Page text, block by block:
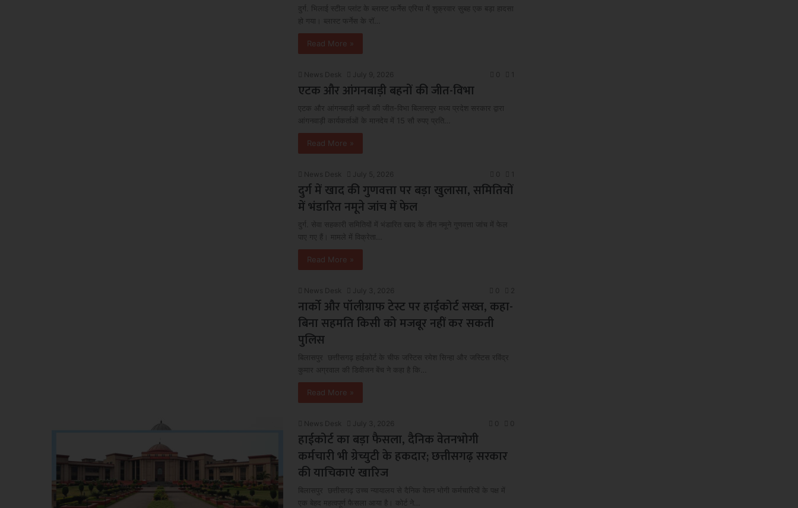
दुर्ग. भिलाई स्टील प्लांट के ब्लास्ट फर्नेस एरिया में शुक्रवार सुबह एक बड़ा हादसा
हो गया। ब्लास्ट फर्नेस के रॉ…
Read More »
News Desk July 9, 2026 0 1
एटक और आंगनबाड़ी बहनों की जीत-विभा
एटक और आंगनबाड़ी बहनों की जीत-विभा बिलासपुर मध्य प्रदेश सरकार द्वारा
आंगनवाड़ी कार्यकर्ताओं के मानदेय में 15 सौ रुपए प्रति…
Read More »
News Desk July 5, 2026 0 1
दुर्ग में खाद की गुणवत्ता पर बड़ा खुलासा, समितियों
में भंडारित नमूने जांच में फेल
दुर्ग. सेवा सहकारी समितियों में भंडारित खाद के तीन नमूने गुणवत्ता जांच में फेल
पाए गए हैं। मामले में विक्रेता…
Read More »
News Desk July 3, 2026 0 2
नार्को और पॉलीग्राफ टेस्ट पर हाईकोर्ट सख्त, कहा-
बिना सहमति किसी को मजबूर नहीं कर सकती
पुलिस
बिलासपुर छत्तीसगढ़ हाईकोर्ट के चीफ जस्टिस रमेश सिन्हा और जस्टिस रविंद्र
कुमार अग्रवाल की डिवीजन बेंच ने कहा है कि…
Read More »
News Desk July 3, 2026 0 0
हाईकोर्ट का बड़ा फैसला, दैनिक वेतनभोगी
कर्मचारी भी ग्रेच्युटी के हकदार; छत्तीसगढ़ सरकार
की याचिकाएं खारिज
बिलासपुर छत्तीसगढ़ उच्च न्यायालय से दैनिक वेतन भोगी कर्मचारियों के पक्ष में
एक बेहद महत्वपूर्ण फैसला आया है। कोर्ट ने…